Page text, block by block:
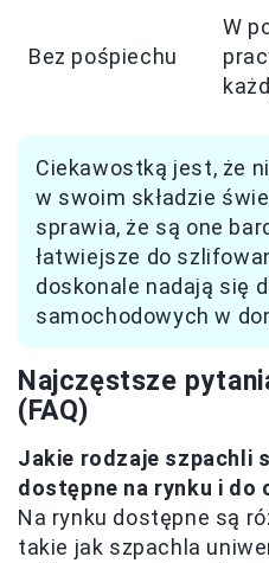
Bez pośpiechu
W
Ciekawostką jest, że
w swoim składzie
sprawia, że są one
łatwiejsze do
doskonale nadają się
samochodowych w
Najczęstsze
(FAQ)
Jakie rodzaje szpachli
dostępne na rynku i do
Na rynku dostępne są
takie jak szpachla